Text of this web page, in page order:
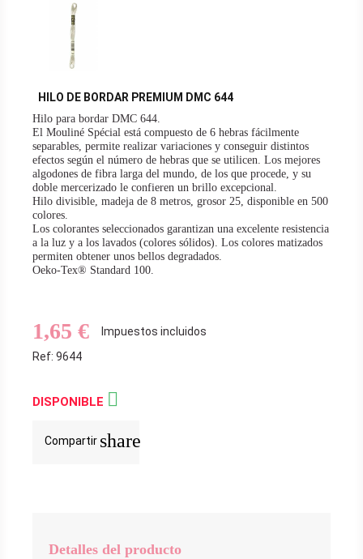
HILO DE BORDAR PREMIUM DMC 644
Hilo para bordar DMC 644.
El Mouliné Spécial está compuesto de 6 hebras fácilmente
separables, permite realizar variaciones y conseguir distintos
efectos según el número de hebras que se utilicen. Los mejores
algodones de fibra larga del mundo, de los que procede, y su
doble mercerizado le confieren un brillo excepcional.
Hilo divisible, madeja de 8 metros, grosor 25, disponible en 500
colores.
Los colorantes seleccionados garantizan una excelente resistencia
a la luz y a los lavados (colores sólidos). Los colores matizados
permiten obtener unos bellos degradados.
Oeko-Tex® Standard 100.
1,65 €
Impuestos incluidos
Ref: 9644
DISPONIBLE 
Compartir share
Detalles del producto